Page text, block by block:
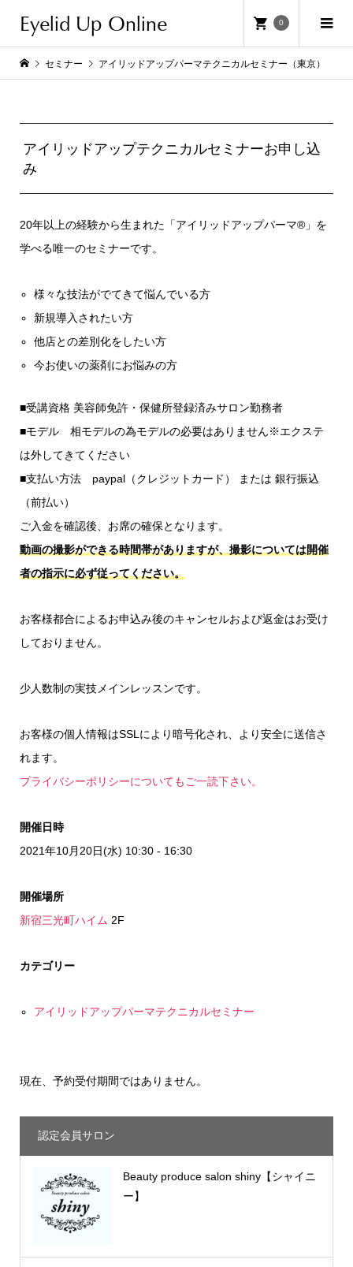
Eyelid Up Online 0
セミナー アイリッドアップパーマテクニカルセミナー（東京）
アイリッドアップテクニカルセミナーお申し込
み
20年以上の経験から生まれた「アイリッドアップパーマ®」を
学べる唯一のセミナーです。
様々な技法がでてきて悩んでいる方
新規導入されたい方
他店との差別化をしたい方
今お使いの薬剤にお悩みの方
■受講資格 美容師免許・保健所登録済みサロン勤務者
■モデル 相モデルの為モデルの必要はありません※エクステ
は外してきてください
■支払い方法 paypal（クレジットカード） または 銀行振込
（前払い）
ご入金を確認後、お席の確保となります。
動画の撮影ができる時間帯がありますが、撮影については開催
者の指示に必ず従ってください。
お客様都合によるお申込み後のキャンセルおよび返金はお受け
しておりません。
少人数制の実技メインレッスンです。
お客様の個人情報はSSLにより暗号化され、より安全に送信さ
れます。
プライバシーポリシーについてもご一読下さい。
開催日時
2021年10月20日(水) 10:30 - 16:30
開催場所
新宿三光町ハイム 2F
カテゴリー
アイリッドアップパーマテクニカルセミナー
現在、予約受付期間ではありません。
認定会員サロン
Beauty produce salon shiny【シャイニ
ー】